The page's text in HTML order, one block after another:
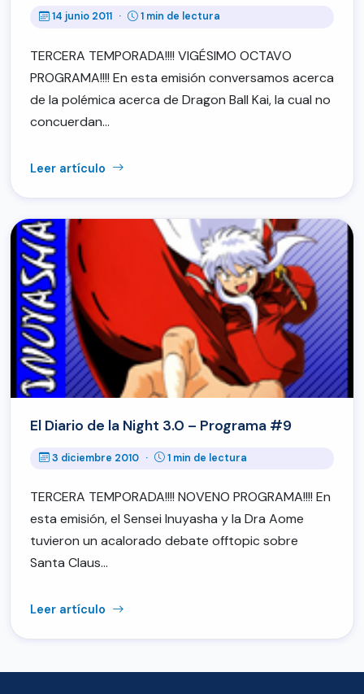
14 junio 2011 · 1 min de lectura
TERCERA TEMPORADA!!!! VIGÉSIMO OCTAVO
PROGRAMA!!!! En esta emisión conversamos acerca
de la polémica acerca de Dragon Ball Kai, la cual no
concuerdan…
Leer artículo
El Diario de la Night 3.0 – Programa #9
3 diciembre 2010 · 1 min de lectura
TERCERA TEMPORADA!!!! NOVENO PROGRAMA!!!! En
esta emisión, el Sensei Inuyasha y la Dra Aome
tuvieron un acalorado debate offtopic sobre
Santa Claus…
Leer artículo